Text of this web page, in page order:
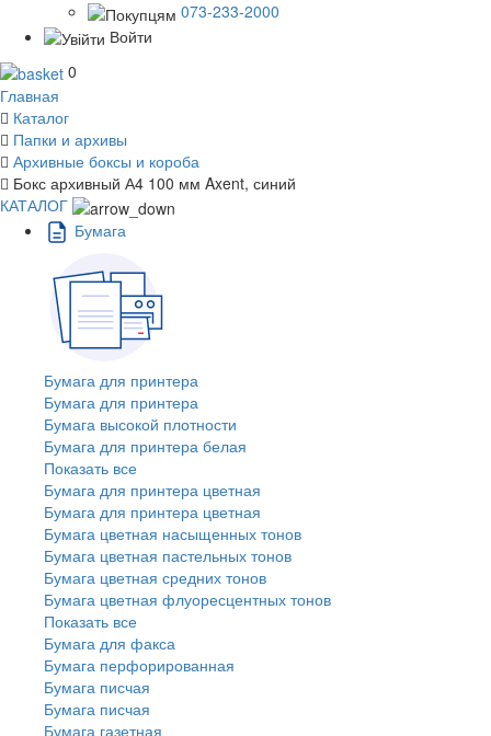
073-233-2000
Войти
0
Главная
Каталог
Папки и архивы
Архивные боксы и короба
Бокс архивный А4 100 мм Axent, синий
КАТАЛОГ
Бумага
Бумага для принтера
Бумага для принтера
Бумага высокой плотности
Бумага для принтера белая
Показать все
Бумага для принтера цветная
Бумага для принтера цветная
Бумага цветная насыщенных тонов
Бумага цветная пастельных тонов
Бумага цветная средних тонов
Бумага цветная флуоресцентных тонов
Показать все
Бумага для факса
Бумага перфорированная
Бумага писчая
Бумага писчая
Бумага газетная